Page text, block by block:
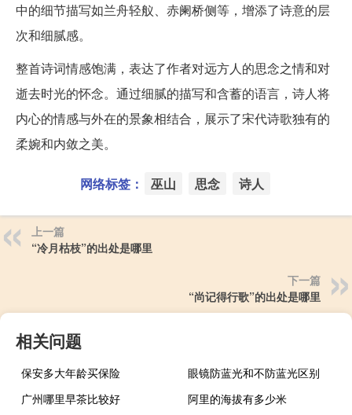
中的细节描写如兰舟轻舣、赤阑桥侧等，增添了诗意的层
次和细腻感。
整首诗词情感饱满，表达了作者对远方人的思念之情和对
逝去时光的怀念。通过细腻的描写和含蓄的语言，诗人将
内心的情感与外在的景象相结合，展示了宋代诗歌独有的
柔婉和内敛之美。
网络标签： 巫山 思念 诗人
上一篇
“冷月枯枝”的出处是哪里
下一篇
“尚记得行歌”的出处是哪里
相关问题
保安多大年龄买保险
眼镜防蓝光和不防蓝光区别
广州哪里早茶比较好
阿里的海拔有多少米